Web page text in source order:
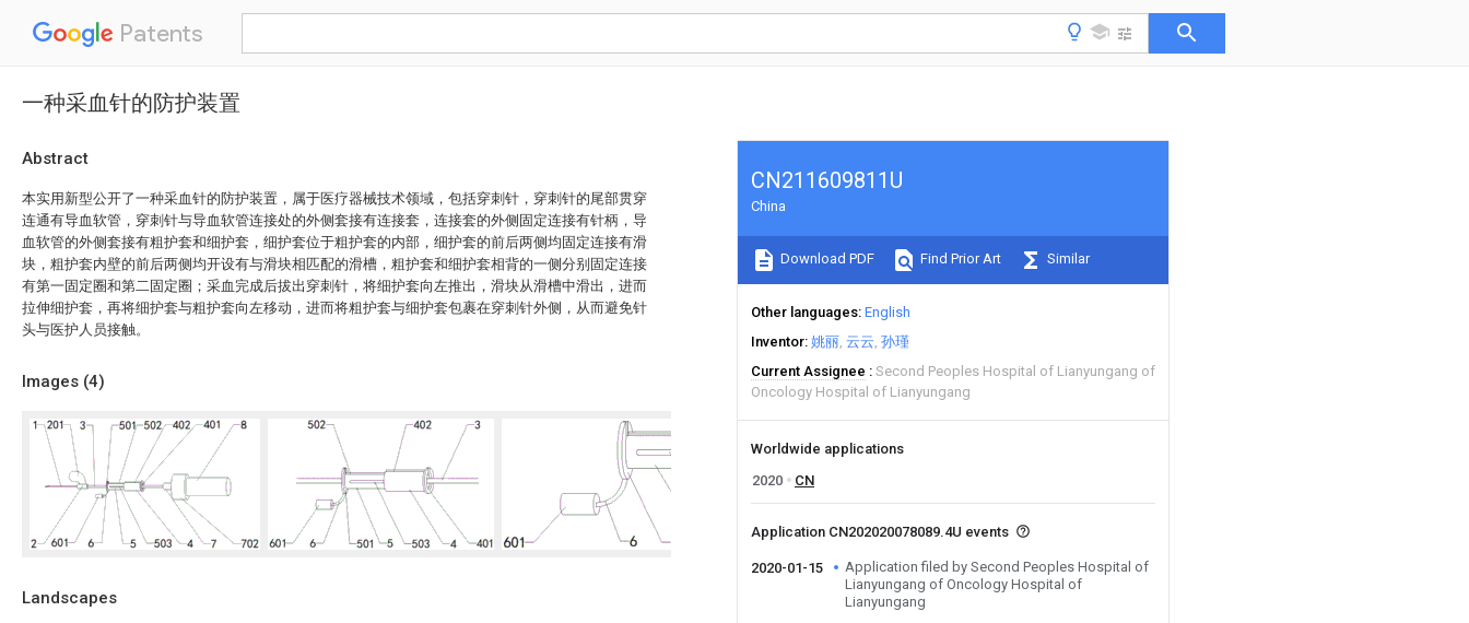
Patents
一种采血针的防护装置
Abstract
本实用新型公开了一种采血针的防护装置，属于医疗器械技术领域，包括穿刺针，穿刺针的尾部贯穿
连通有导血软管，穿刺针与导血软管连接处的外侧套接有连接套，连接套的外侧固定连接有针柄，导
血软管的外侧套接有粗护套和细护套，细护套位于粗护套的内部，细护套的前后两侧均固定连接有滑
块，粗护套内壁的前后两侧均开设有与滑块相匹配的滑槽，粗护套和细护套相背的一侧分别固定连接
有第一固定圈和第二固定圈；采血完成后拔出穿刺针，将细护套向左推出，滑块从滑槽中滑出，进而
拉伸细护套，再将细护套与粗护套向左移动，进而将粗护套与细护套包裹在穿刺针外侧，从而避免针
头与医护人员接触。
Images (4)
Landscapes
CN211609811U
China
Download PDF Find Prior Art Similar
Other languages English
Inventor 姚丽 云云 孙瑾
Current Assignee
Second Peoples Hospital of Lianyungang of
Oncology Hospital of Lianyungang
Worldwide applications
2020
CN
Application CN202020078089.4U events
2020-01-15
Application filed by Second Peoples Hospital of
Lianyungang of Oncology Hospital of
Lianyungang